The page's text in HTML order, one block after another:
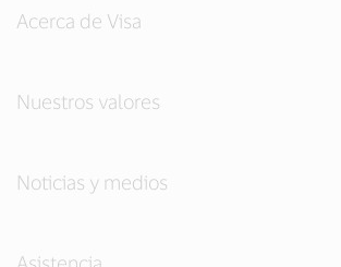
Acerca de Visa
Nuestros valores
Noticias y medios